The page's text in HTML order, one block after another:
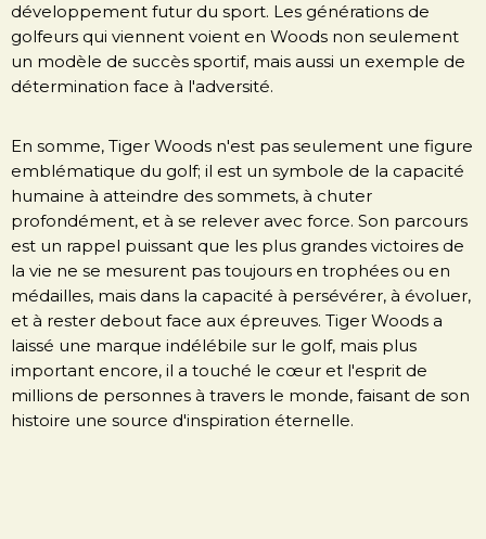
développement futur du sport. Les générations de
golfeurs qui viennent voient en Woods non seulement
un modèle de succès sportif, mais aussi un exemple de
détermination face à l'adversité.
En somme, Tiger Woods n'est pas seulement une figure
emblématique du golf; il est un symbole de la capacité
humaine à atteindre des sommets, à chuter
profondément, et à se relever avec force. Son parcours
est un rappel puissant que les plus grandes victoires de
la vie ne se mesurent pas toujours en trophées ou en
médailles, mais dans la capacité à persévérer, à évoluer,
et à rester debout face aux épreuves. Tiger Woods a
laissé une marque indélébile sur le golf, mais plus
important encore, il a touché le cœur et l'esprit de
millions de personnes à travers le monde, faisant de son
histoire une source d'inspiration éternelle.